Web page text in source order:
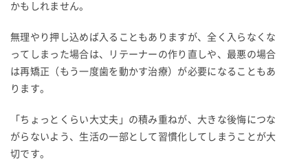
かもしれません。
無理やり押し込めば入ることもありますが、全く入らなくな
ってしまった場合は、リテーナーの作り直しや、最悪の場合
は再矯正（もう一度歯を動かす治療）が必要になることもあ
ります。
「ちょっとくらい大丈夫」の積み重ねが、大きな後悔につな
がらないよう、生活の一部として習慣化してしまうことが大
切です。